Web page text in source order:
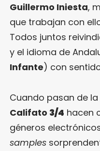
Guillermo Iniesta,
que trabajan con
Todos juntos
y el idioma de
Infante) con
Cuando pasan de
Califato 3/4 hacen
géneros
samples